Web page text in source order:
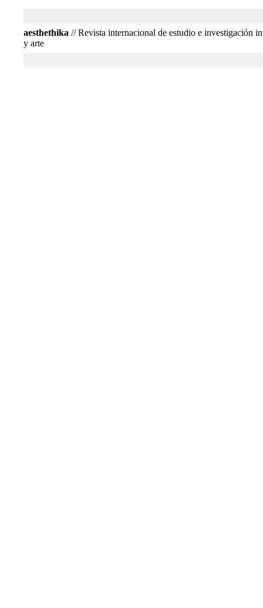
aesthethika // Revista internacional de estudio e investigación
y arte